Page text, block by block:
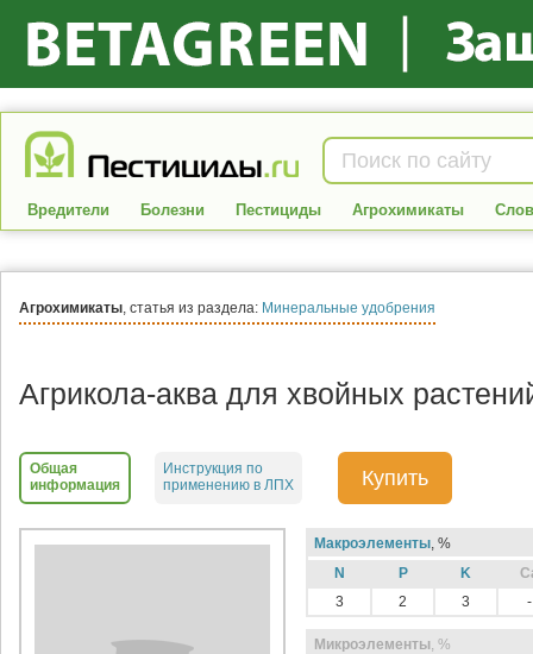
Вредители Болезни Пестициды Агрохимикаты
Агрохимикаты, статья из раздела: Минеральные удобрения
Агрикола-аква для хвойных
Общая
информация
Инструкция по
применению в ЛПХ
Купить
Макроэлементы, %
N
P K
3
2 3 -
Микроэлементы, %